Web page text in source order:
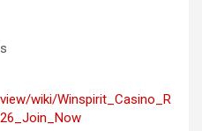
wiki/Winspirit_Casino_R